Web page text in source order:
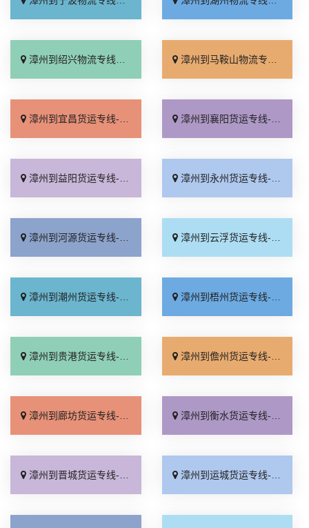
漳州到绍兴物流专线_市县闪送「要多少钱」 漳州到马鞍山物流专线_准时到货「限时必达」
漳州到宜昌货运专线-漳州到宜昌物流公司_专线查询「限时必达」 漳州到襄阳货运专线-漳州到襄阳物流公司_价位合理「整车配货」
漳州到益阳货运专线-漳州到益阳物流公司_需要几天「送货上门」 漳州到永州货运专线-漳州到永州物流公司_多久时间「多久能到」
漳州到河源货运专线-漳州到河源物流公司_几天到达「送货到门」 漳州到云浮货运专线-漳州到云浮物流公司_诚信为先「运价实惠」
漳州到潮州货运专线-漳州到潮州物流公司_省事省心「多少公里」 漳州到梧州货运专线-漳州到梧州物流公司_运价查询「天天发车」
漳州到贵港货运专线-漳州到贵港物流公司_专业调车「托运放心」 漳州到儋州货运专线-漳州到儋州物流公司_定点发车「一站直达」
漳州到廊坊货运专线-漳州到廊坊物流公司_一站式托运「专业可靠」 漳州到衡水货运专线-漳州到衡水物流公司_价格实惠「市县派送」
漳州到晋城货运专线-漳州到晋城物流公司_多少公里「物流拼车」 漳州到运城货运专线-漳州到运城物流公司_零担配货「直发全境」